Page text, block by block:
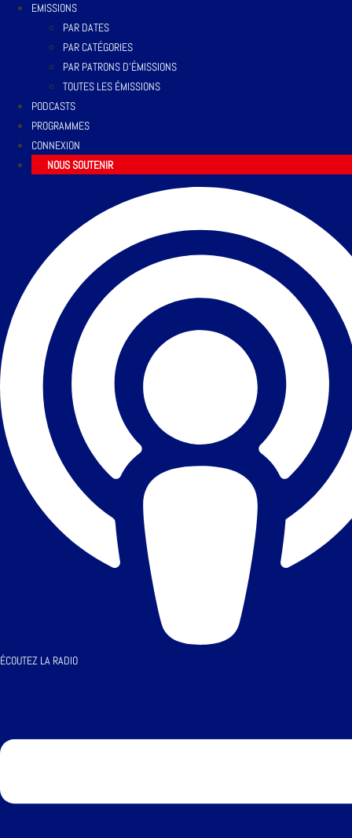
EMISSIONS
PAR DATES
PAR CATÉGORIES
PAR PATRONS D’ÉMISSIONS
TOUTES LES ÉMISSIONS
PODCASTS
PROGRAMMES
CONNEXION
NOUS SOUTENIR
ÉCOUTEZ LA RADIO